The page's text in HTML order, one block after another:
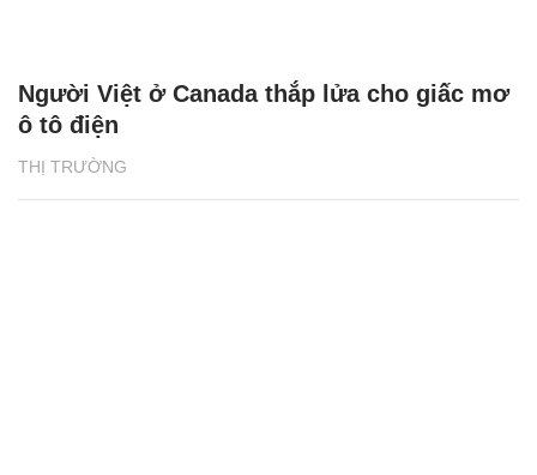
THỊ TRƯỜNG
Người Việt ở Canada thắp lửa cho giấc mơ
ô tô điện